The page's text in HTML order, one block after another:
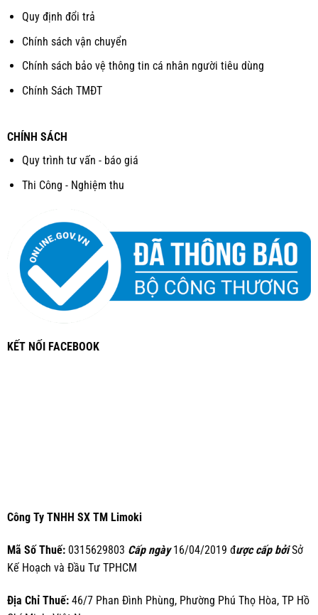
Quy định đổi trả
Chính sách vận chuyển
Chính sách bảo vệ thông tin cá nhân người tiêu dùng
Chính Sách TMĐT
CHÍNH SÁCH
Quy trình tư vấn - báo giá
Thi Công - Nghiệm thu
KẾT NỐI FACEBOOK
Công Ty TNHH SX TM Limoki
Mã Số Thuế:0315629803 Cấp ngày16/04/2019 được cấp bởiSở
Kế Hoạch và Đầu Tư TPHCM
Địa Chỉ Thuế:46/7 Phan Đình Phùng, Phường Phú Thọ Hòa, TP Hồ